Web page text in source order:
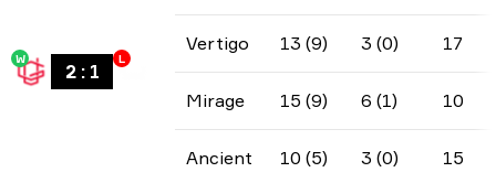
W
2: 1
L
Vertigo 13 (9) 3 (0) 17
Mirage 15 (9) 6 (1) 10
Ancient 10 (5) 3 (0) 15